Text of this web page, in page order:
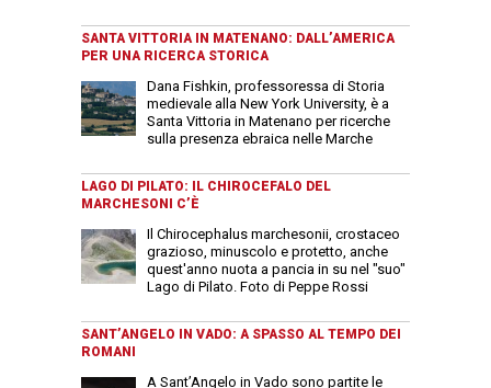
SANTA VITTORIA IN MATENANO: DALL’AMERICA
PER UNA RICERCA STORICA
Dana Fishkin, professoressa di Storia
medievale alla New York University, è a
Santa Vittoria in Matenano per ricerche
sulla presenza ebraica nelle Marche
LAGO DI PILATO: IL CHIROCEFALO DEL
MARCHESONI C’È
Il Chirocephalus marchesonii, crostaceo
grazioso, minuscolo e protetto, anche
quest'anno nuota a pancia in su nel "suo"
Lago di Pilato. Foto di Peppe Rossi
SANT’ANGELO IN VADO: A SPASSO AL TEMPO DEI
ROMANI
A Sant’Angelo in Vado sono partite le